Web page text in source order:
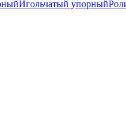
Игольчатый упорный